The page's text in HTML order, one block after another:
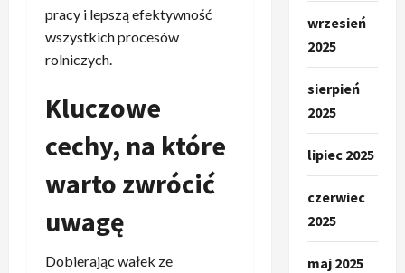
pracy i lepszą efektywność
wszystkich procesów
rolniczych.
Kluczowe
cechy, na które
warto zwrócić
uwagę
Dobierając wałek ze
wrzesień
2025
sierpień
2025
lipiec 2025
czerwiec
2025
maj 2025